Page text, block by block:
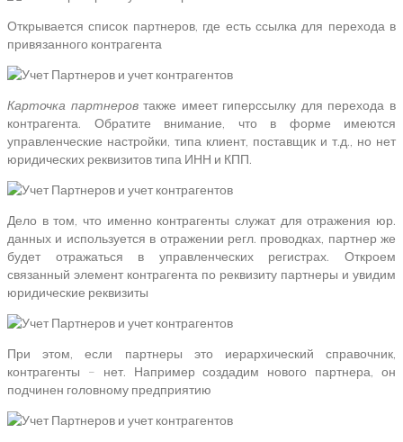
Открывается список партнеров, где есть ссылка для перехода в
привязанного контрагента
Карточка партнеровтакже имеет гиперссылку для перехода в
контрагента. Обратите внимание, что в форме имеются
управленческие настройки, типа клиент, поставщик и т.д., но нет
юридических реквизитов типа ИНН и КПП.
Дело в том, что именно контрагенты служат для отражения юр.
данных и используется в отражении регл. проводках, партнер же
будет отражаться в управленческих регистрах. Откроем
связанный элемент контрагента по реквизиту партнеры и увидим
юридические реквизиты
При этом, если партнеры это иерархический справочник,
контрагенты – нет. Например создадим нового партнера, он
подчинен головному предприятию